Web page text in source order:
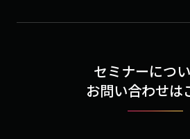
セミナーにつ
お問い合わせは